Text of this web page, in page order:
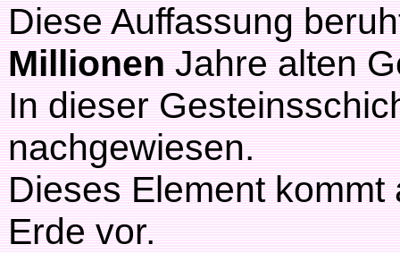
Diese Auffassung
MillionenJahre alten
In dieser
nachgewiesen.
Dieses Element
Erde vor.